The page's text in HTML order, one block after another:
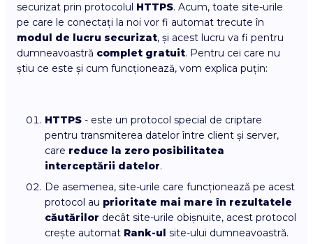
securizat prin protocolul HTTPS. Acum, toate site-urile
pe care le conectați la noi vor fi automat trecute în
modul de lucru securizat, și acest lucru va fi pentru
dumneavoastră complet gratuit. Pentru cei care nu
știu ce este și cum funcționează, vom explica puțin:
HTTPS - este un protocol special de criptare
pentru transmiterea datelor între client și server,
care reduce la zero posibilitatea
interceptării datelor.
De asemenea, site-urile care funcționează pe acest
protocol au prioritate mai mare în rezultatele
căutărilor decât site-urile obișnuite, acest protocol
crește automat Rank-ul site-ului dumneavoastră.